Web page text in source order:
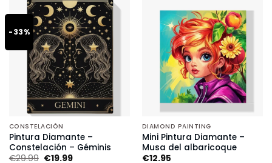
-33%
CONSTELACIÓN
Pintura Diamante –
Constelación – Géminis
€29.99 €19.99
DIAMOND PAINTING
Mini Pintura Diamante –
Musa del albaricoque
€12.95